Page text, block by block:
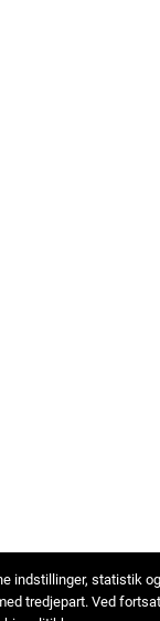
indstillinger, statistik
tredjepart. Ved